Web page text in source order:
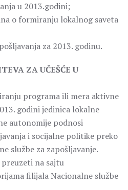
u 2013.godini;
o formiranju lokalnog saveta
za 2013. godinu.
ZA UČEŠĆE U
programa ili mera aktivne
godini jedinica lokalne
autonomije podnosi
i socijalne politike preko
službe za zapošljavanje.
preuzeti na sajtu
filijala Nacionalne službe